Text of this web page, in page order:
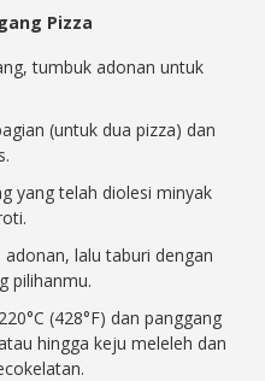
Pizza
tumbuk adonan untuk
(untuk dua pizza) dan
yang telah diolesi minyak
lalu taburi dengan
pilihanmu.
(428°F) dan panggang
hingga keju meleleh dan